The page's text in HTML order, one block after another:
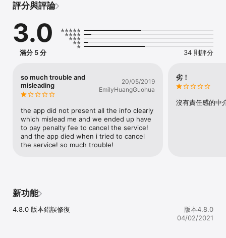
發展至香港及新加坡
【HelperGo】的亮點
1. 全自動安排幫手 快捷方便
- 預約服務後，系統會立即通知並安排合適的幫手
- 透過【HelperGo】App 可即時確認及了解幫手
2. 明碼實價
- 按市場定價，清楚在預約服務時列明
- 每次工作完成後才收費
3. 超過 4000 位已驗證的家務助理，陪月員，保姆，護理員，保健員
和護士等幫手
- 覆蓋全港及新加坡
- 由【HelperGo】挑選出來，擁有非常豐富的工作經驗
- 過往【HelperGo】用戶給予的評分平均高達 4 星以上 (5 星為最
評分與評論
3.0
滿分 5 分 34 則評分
so much trouble and
misleading
20/05/2019
EmilyHuangGuohua
the app did not present all the info clearly
which mislead me and we ended up have
to pay penalty fee to cancel the service!
and the app died when i tried to cancel
the service! so much trouble!
劣！
沒有責任感的中
新功能
4.8.0 版本錯誤修復
版本4.8.0
04/02/2021